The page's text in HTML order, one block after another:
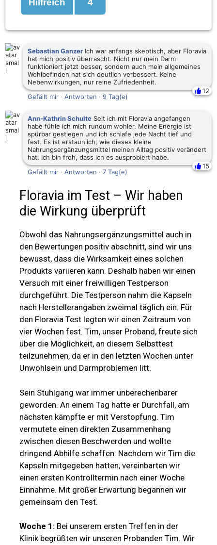
Hilfreich 4
Sebastian Ganzer Ich war anfangs skeptisch, aber Floravia
hat mich positiv überrascht. Nicht nur mein Darm
funktioniert jetzt besser, sondern auch mein allgemeines
Wohlbefinden hat sich deutlich verbessert. Keine
Nebenwirkungen, nur reine Zufriedenheit.
12
Gefällt mir · Antworten · 9 Tag(e)
Ann-Kathrin Schulte Seit ich mit Floravia angefangen
habe fühle ich mich rundum wohler. Meine Energie ist
spürbar gestiegen und ich schlafe jede Nacht tief und
fest. Es ist erstaunlich, wie dieses kleine
Nahrungsergänzungsmittel meinen Alltag positiv verändert
hat. Ich bin froh, dass ich es ausprobiert habe.
15
Gefällt mir · Antworten · 7 Tag(e)
Floravia im Test – Wir haben
die Wirkung überprüft
Obwohl das Nahrungsergänzungsmittel auch in
den Bewertungen positiv abschnitt, sind wir uns
bewusst, dass die Wirksamkeit eines solchen
Produkts variieren kann. Deshalb haben wir einen
Versuch mit einer freiwilligen Testperson
durchgeführt. Die Testperson nahm die Kapseln
nach Herstellerangaben zweimal täglich ein. Für
den Floravia Test legten wir einen Zeitraum von
vier Wochen fest. Tim, unser Proband, freute sich
über die Möglichkeit, an diesem Selbsttest
teilzunehmen, da er in den letzten Wochen unter
Unwohlsein und Darmproblemen litt.
Sein Stuhlgang war immer unberechenbarer
geworden. An einem Tag hatte er Durchfall, am
nächsten kämpfte er mit Verstopfung. Tim
vermutete einen direkten Zusammenhang
zwischen diesen Beschwerden und wollte
dringend Abhilfe schaffen. Nachdem wir Tim die
Kapseln mitgegeben hatten, vereinbarten wir
einen ersten Kontrolltermin nach einer Woche
Einnahme. Mit großer Erwartung begannen wir
gemeinsam den Test.
Woche 1: Bei unserem ersten Treffen in der
Klinik begrüßten wir unseren Probanden Tim. Wir